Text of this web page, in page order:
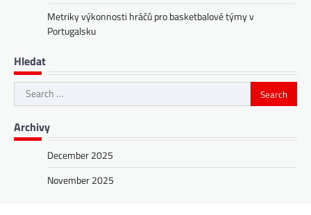
Metriky výkonnosti hráčů pro basketbalové týmy v
Portugalsku
Hledat
Search
for:
Archivy
December 2025
November 2025